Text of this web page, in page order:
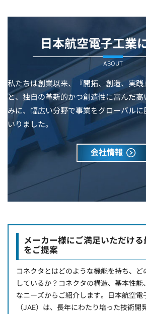
日本航空電子工業
ABOUT
私たちは創業以来、『開拓、創造、実
と、独自の革新的かつ創造性に富んだ
みに、幅広い分野で事業をグローバル
いりました。
会社情報
メーカー様にご満足いただけ
をご提案
コネクタとはどのような機能を持ち、ど
しているか？コネクタの構造、基本性能
なニーズからご紹介します。日本航空電
（JAE）は、長年にわたり培った技術開